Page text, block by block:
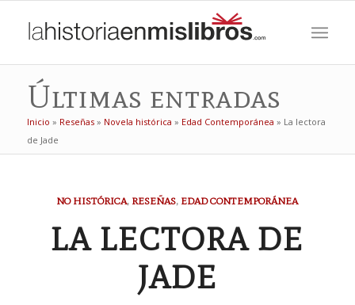
Últimas entradas
Inicio » Reseñas» Novela histórica » Edad Contemporánea » La lectora
de Jade
NO HISTÓRICA, RESEÑAS, EDAD CONTEMPORÁNEA
LA LECTORA DE
JADE